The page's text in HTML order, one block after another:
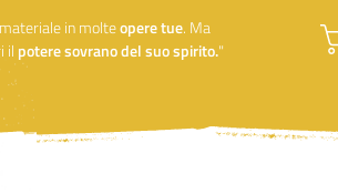
in molteoperetue. Ma
il potere sovrano del suo spirito."